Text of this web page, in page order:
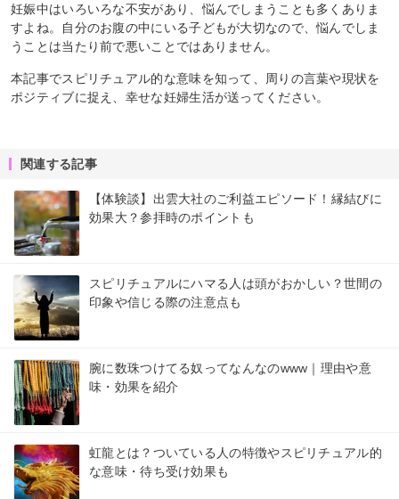
妊娠中はいろいろな不安があり、悩んでしまうことも多くありま
すよね。自分のお腹の中にいる子どもが大切なので、悩んでしま
うことは当たり前で悪いことではありません。
本記事でスピリチュアル的な意味を知って、周りの言葉や現状を
ポジティブに捉え、幸せな妊婦生活が送ってください。
関連する記事
【体験談】出雲大社のご利益エピソード！縁結びに
効果大？参拝時のポイントも
スピリチュアルにハマる人は頭がおかしい？世間の
印象や信じる際の注意点も
腕に数珠つけてる奴ってなんなのwww｜理由や意
味・効果を紹介
虹龍とは？ついている人の特徴やスピリチュアル的
な意味・待ち受け効果も